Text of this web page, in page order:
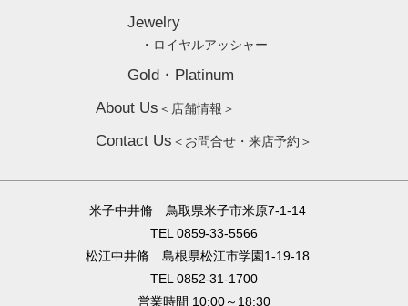
Jewelry
・ロイヤルアッシャー
Gold・Platinum
About Us ＜店舗情報＞
Contact Us ＜お問合せ・来店予約＞
米子中井脩 鳥取県米子市米原7-1-14
TEL 0859-33-5566
松江中井脩 島根県松江市学園1-19-18
TEL 0852-31-1700
営業時間 10:00～18:30